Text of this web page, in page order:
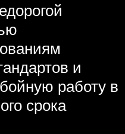
и
работу в
срока